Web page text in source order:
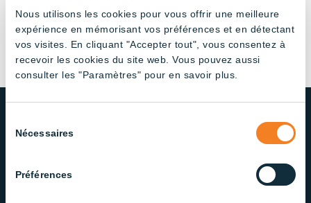
Nous utilisons les cookies pour vous offrir une meilleure
expérience en mémorisant vos préférences et en détectant
vos visites. En cliquant "Accepter tout", vous consentez à
recevoir les cookies du site web. Vous pouvez aussi
consulter les "Paramètres" pour en savoir plus.
duNécessaires
Préférences